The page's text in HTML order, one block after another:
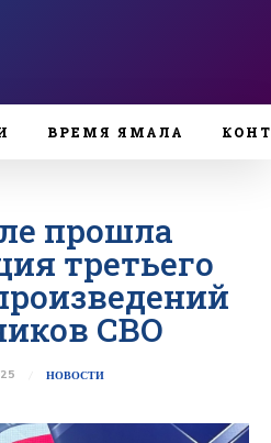
ВРЕМЯ ЯМАЛА
прошла
третьего
СВО
НОВОСТИ